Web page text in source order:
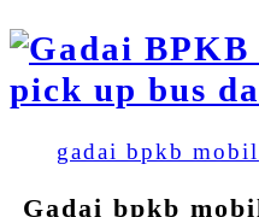
gadai bpkb mobil
Gadai bpkb